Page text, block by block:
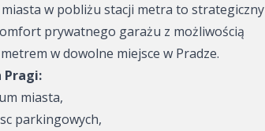
Parking - O2 arena
Plac Wacława – gdzie
zaparkować?
Karlín – gdzie zaparkować?
w pobliżu stacji metra to strategiczny
prywatnego garażu z możliwością
w dowolne miejsce w Pradze.
Pragi:
miasta,
parkingowych,